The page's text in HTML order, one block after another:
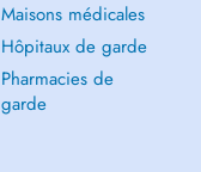
Maisons médicales
Hôpitaux de garde
Pharmacies de
garde